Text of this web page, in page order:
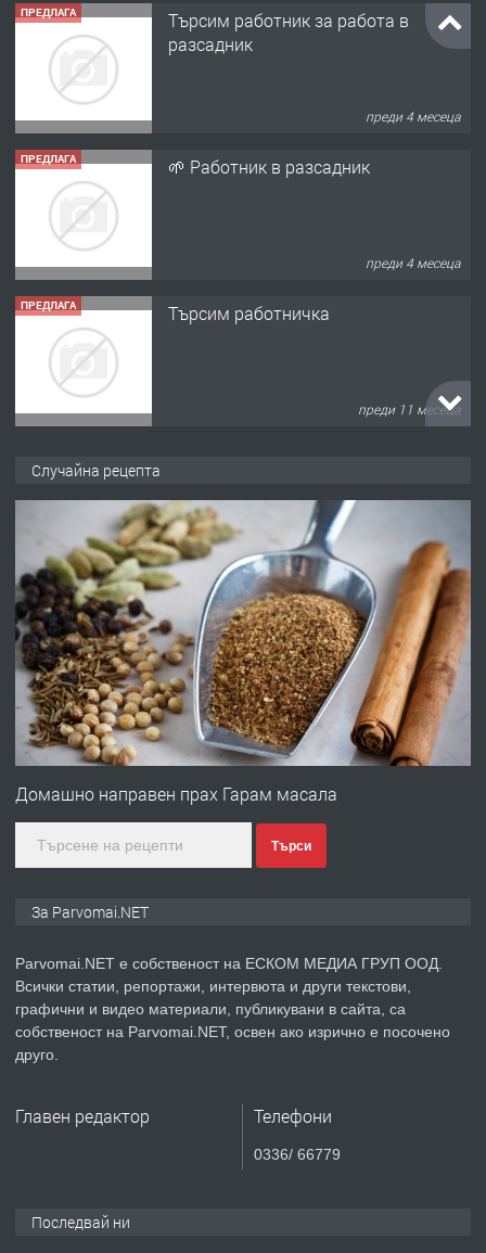
ПРЕДЛАГА
Търсим работник за работа в
разсадник
преди 4 месеца
ПРЕДЛАГА 🌱 Работник в разсадник
преди 4 месеца
ПРЕДЛАГА Търсим работничка
преди 11 месеца
преди 1 година
ПРЕДЛАГА Работа за общи работници
преди 1 година
ПРЕДЛАГА
Първи поход "По стъпките на Ангел
преди 1 година
ПРЕДЛАГА Уроци по Математика
Случайна рецепта
Домашно направен прах Гарам масала
Търси
За Parvomai.NET
Parvomai.NET е собственост на ЕСКОМ МЕДИА ГРУП ООД.
Всички статии, репортажи, интервюта и други текстови,
графични и видео материали, публикувани в сайта, са
собственост на Parvomai.NET, освен ако изрично е посочено
друго.
Главен редактор Телефони
0336/ 66779
Последвай ни